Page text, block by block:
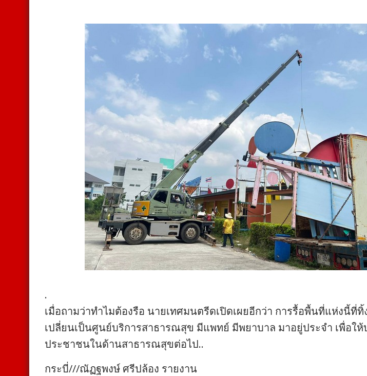
.
เมื่อถามว่าทำไมต้องรือ นายเทศมนตรีดเปิดเผยอีกว่า การรื้อพื้นที่แห่งนี้ที่ทิ้
เปลี่ยนเป็นศูนย์บริการสาธารณสุข มีแพทย์ มีพยาบาล มาอยู่ประจำ เพื่อให้
ประชาชนในด้านสาธารณสุขต่อไป..
กระบี่///ณัฏฐพงษ์ ศรีปล้อง รายงาน